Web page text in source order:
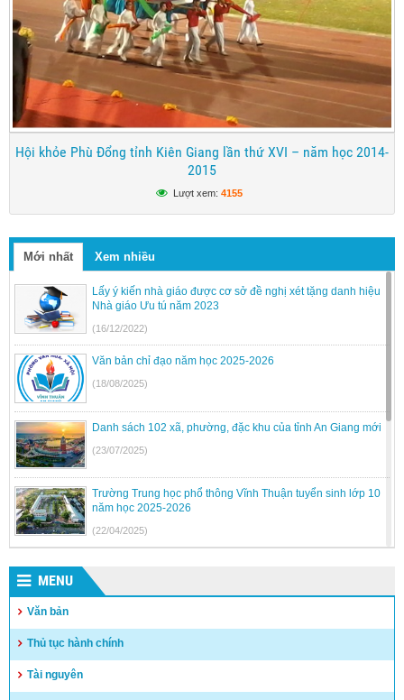
Hội khỏe Phù Đổng tỉnh Kiên Giang lần thứ XVI – năm học 2014-
2015
Lượt xem: 4155
Mới nhất Xem nhiều
Lấy ý kiến nhà giáo được cơ sở đề nghị xét tặng danh hiệu
Nhà giáo Ưu tú năm 2023
(16/12/2022)
Văn bản chỉ đạo năm học 2025-2026
(18/08/2025)
Danh sách 102 xã, phường, đặc khu của tỉnh An Giang mới
(23/07/2025)
Trường Trung học phổ thông Vĩnh Thuận tuyển sinh lớp 10
năm học 2025-2026
(22/04/2025)
địa bàn tỉnh Kiên Giang
(17/04/2025)
Hướng dẫn tuyển sinh vào lớp 10 trung học phổ thông và
trung học phổ thông chuyên năm học 2025-2026
MENU
Văn bản
Thủ tục hành chính
Tài nguyên